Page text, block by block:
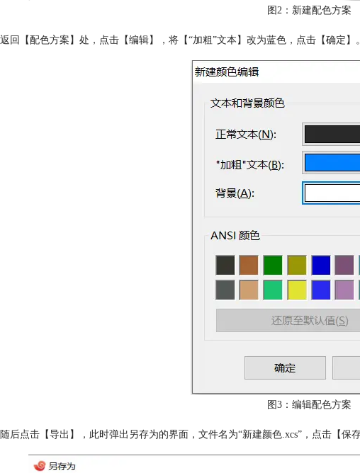
图2：新建配色方案
返回【配色方案】处，点击【编辑】，将【“加粗”文本】改为蓝色，点击【确定】。
图3：编辑配色方案
随后点击【导出】，此时弹出另存为的界面，文件名为“新建颜色.xcs”，点击【保